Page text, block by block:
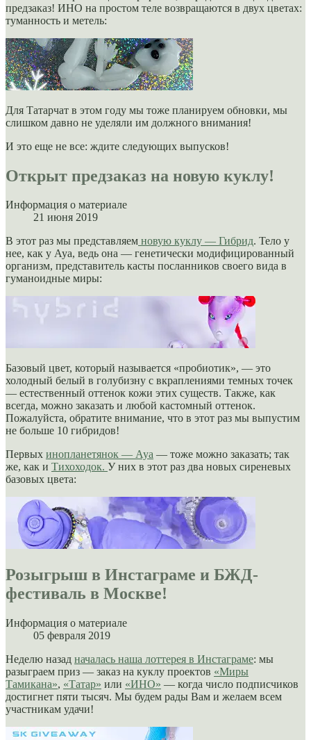
предзаказ! ИНО на простом теле возвращаются в двух цветах:
туманность и метель:
Для Татарчат в этом году мы тоже планируем обновки, мы
слишком давно не уделяли им должного внимания!
И это еще не все: ждите следующих выпусков!
Открыт предзаказ на новую куклу!
Информация о материале
21 июня 2019
В этот раз мы представляем новую куклу — Гибрид. Тело у
нее, как у Ауа, ведь она — генетически модифицированный
организм, представитель касты посланников своего вида в
гуманоидные миры:
Базовый цвет, который называется «пробиотик», — это
холодный белый в голубизну с вкраплениями темных точек
— естественный оттенок кожи этих существ. Также, как
всегда, можно заказать и любой кастомный оттенок.
Пожалуйста, обратите внимание, что в этот раз мы выпустим
не больше 10 гибридов!
Первых инопланетянок — Ауа — тоже можно заказать; так
же, как и Тихоходок. У них в этот раз два новых сиреневых
базовых цвета:
Розыгрыш в Инстаграме и БЖД-
фестиваль в Москве!
Информация о материале
05 февраля 2019
Неделю назад началась наша лоттерея в Инстаграме: мы
разыграем приз — заказ на куклу проектов «Миры
Тамикана», «Татар» или «ИНО» — когда число подписчиков
достигнет пяти тысяч. Мы будем рады Вам и желаем всем
участникам удачи!